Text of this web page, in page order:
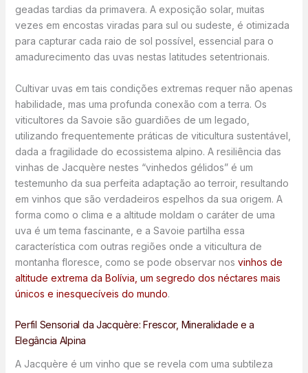
geadas tardias da primavera. A exposição solar, muitas
vezes em encostas viradas para sul ou sudeste, é otimizada
para capturar cada raio de sol possível, essencial para o
amadurecimento das uvas nestas latitudes setentrionais.
Cultivar uvas em tais condições extremas requer não apenas
habilidade, mas uma profunda conexão com a terra. Os
viticultores da Savoie são guardiões de um legado,
utilizando frequentemente práticas de viticultura sustentável,
dada a fragilidade do ecossistema alpino. A resiliência das
vinhas de Jacquère nestes “vinhedos gélidos” é um
testemunho da sua perfeita adaptação ao terroir, resultando
em vinhos que são verdadeiros espelhos da sua origem. A
forma como o clima e a altitude moldam o caráter de uma
uva é um tema fascinante, e a Savoie partilha essa
característica com outras regiões onde a viticultura de
montanha floresce, como se pode observar nos vinhos de
altitude extrema da Bolívia, um segredo dos néctares mais
únicos e inesquecíveis do mundo.
Perfil Sensorial da Jacquère: Frescor, Mineralidade e a
Elegância Alpina
A Jacquère é um vinho que se revela com uma subtileza